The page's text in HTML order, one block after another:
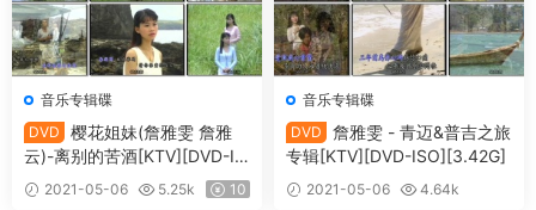
音乐专辑碟
DVD
樱花姐妹(詹雅雯 詹雅
云)-离别的苦酒[KTV][DVD-IS
O][2.8G]
2021-05-06 5.25k 10
音乐专辑碟
DVD
詹雅雯 - 青迈&普吉之旅
专辑[KTV][DVD-ISO][3.42G]
2021-05-06
4.64k